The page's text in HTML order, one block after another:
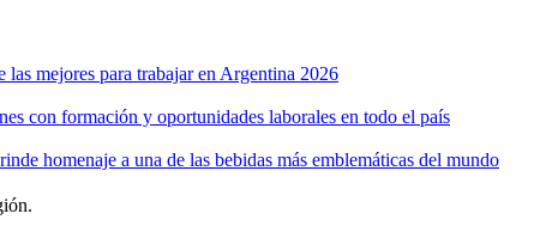
las mejores para trabajar en Argentina 2026
con formación y oportunidades laborales en todo el país
homenaje a una de las bebidas más emblemáticas del mundo